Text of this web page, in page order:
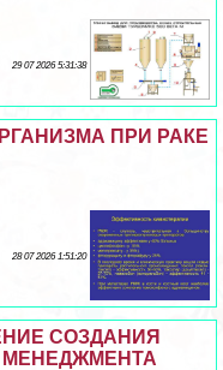
29 07 2026 5:31:38
ПРИ РАКЕ
28 07 2026 1:51:20
СОЗДАНИЯ